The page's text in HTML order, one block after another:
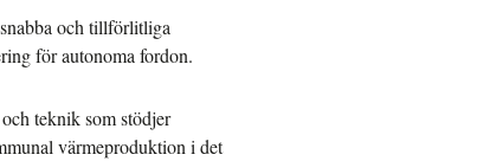
och tillförlitliga
för autonoma fordon.
teknik som stödjer
värmeproduktion i det